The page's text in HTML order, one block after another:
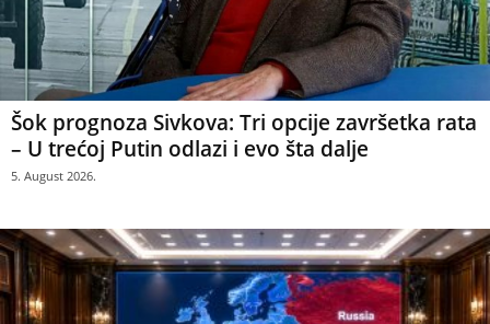
Šok prognoza Sivkova: Tri opcije završetka rata
– U trećoj Putin odlazi i evo šta dalje
5. August 2026.